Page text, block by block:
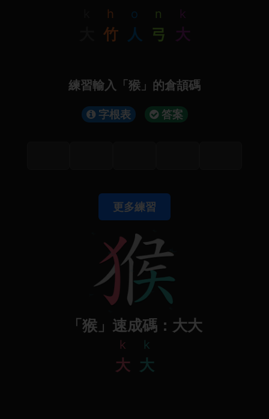
h
竹
o
人
n
弓
k
大
練習輸入「猴」的倉頡碼
字根表 答案
更多練習
「猴」速成碼：大大
k
大
k
大